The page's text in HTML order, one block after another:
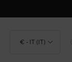
€ - IT (IT)